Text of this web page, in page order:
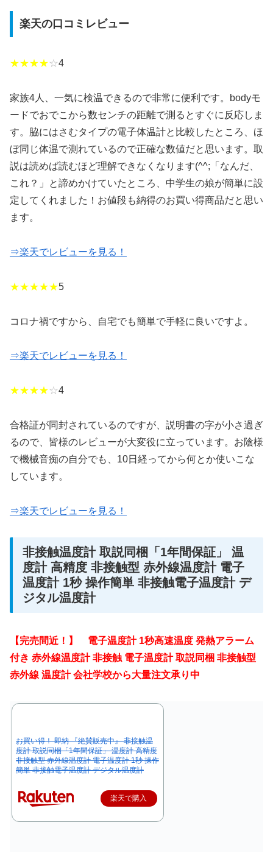
楽天の口コミレビュー
★★★★☆4
家族4人、一気に検温できるので非常に便利です。bodyモ
ードでおでこから数センチの距離で測るとすぐに反応しま
す。脇にはさむタイプの電子体温計と比較したところ、ほ
ぼ同じ体温で測れているので正確な数値だと思います。取
説は読めば読むほど理解できなくなります(^^;「なんだ、
これ？」と諦めかけていたところ、中学生の娘が簡単に設
定してくれました！お値段も納得のお買い得商品だと思い
ます。
⇒楽天でレビューを見る！
★★★★★5
コロナ禍ですから、自宅でも簡単で手軽に良いですよ。
⇒楽天でレビューを見る！
★★★★☆4
合格証が同封されているのですが、説明書の字が小さ過ぎ
るので、皆様のレビューが大変役に立っています。お陰様
で機械音痴の自分でも、10日経ってから何とか使いこな
しています。
⇒楽天でレビューを見る！
非接触温度計 取説同梱「1年間保証」 温
度計 高精度 非接触型 赤外線温度計 電子
温度計 1秒 操作簡単 非接触電子温度計 デ
ジタル温度計
【完売間近！】 電子温度計 1秒高速温度 発熱アラーム
付き 赤外線温度計 非接触 電子温度計 取説同梱 非接触型
赤外線 温度計 会社学校から大量注文承り中
お買い得！ 即納 『絶賛販売中』 非接触温
度計 取説同梱「1年間保証」 温度計 高精度
非接触型 赤外線温度計 電子温度計 1秒 操作
簡単 非接触電子温度計 デジタル温度計
楽天で購入